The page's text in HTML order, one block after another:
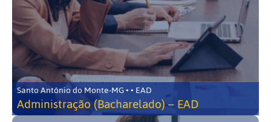
Santo Antônio do Monte-MG • • EAD
Administração (Bacharelado) – EAD